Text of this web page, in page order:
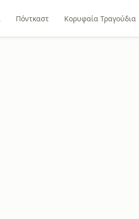
Πόντκαστ Κορυφαία Τραγούδια